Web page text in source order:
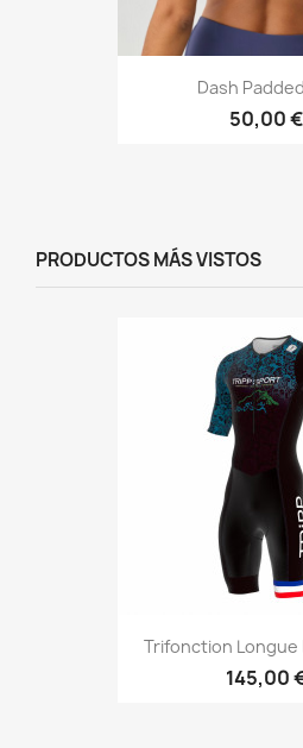
Dash
50,00 €
PRODUCTOS MÁS VISTOS
Trifonction Longue
145,00